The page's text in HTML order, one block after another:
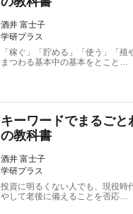
酒井 富士子
学研プラス
「稼ぐ」「貯める」「使う」「殖
まつわる基本中の基本をとこと…
キーワードでまるご
の教科書
酒井 富士子
学研プラス
投資に明るくない人でも、現役時
やして老後に備えることを否応…